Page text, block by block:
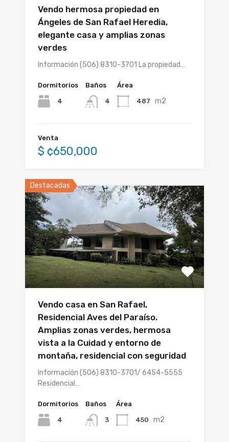
Vendo hermosa propiedad en
Ángeles de San Rafael Heredia,
elegante casa y amplias zonas
verdes
Información (506) 8310-3701 La propiedad…
Dormitorios
4
Baños
4
Área
487 m2
Venta
$ ¢650,000
Destacadas
Vendo casa en San Rafael,
Residencial Aves del Paraíso.
Amplias zonas verdes, hermosa
vista a la Cuidad y entorno de
montaña, residencial con seguridad
Información (506) 8310-3701/ 6454-5555
Residencial…
Dormitorios
4
Baños
3
Área
450 m2